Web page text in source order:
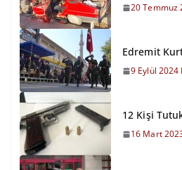
20 Temmuz
Edremit
9 Eylül 2024
12 Kişi
16 Mart